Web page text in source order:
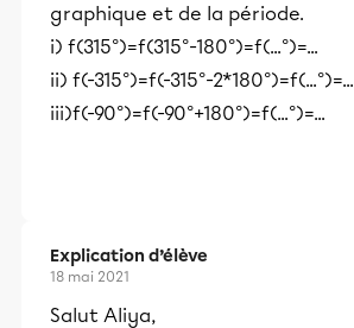
graphique et de la période.
i) f(315°)=f(315°-180°)=f(...°)=...
ii) f(-315°)=f(-315°-2*180°)=f(...°)=...
iii)f(-90°)=f(-90°+180°)=f(...°)=...
Explication d’élève
18 mai 2021
Salut Aliya,